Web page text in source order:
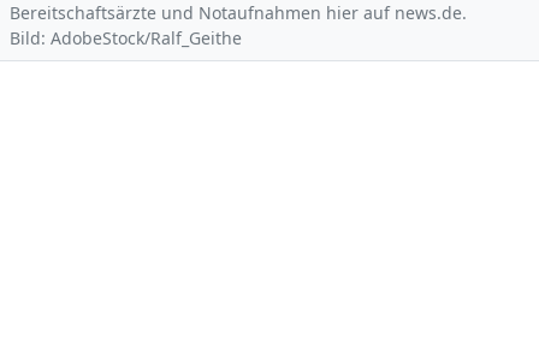
Bereitschaftsärzte und Notaufnahmen hier auf news.de.
Bild: AdobeStock/Ralf_Geithe